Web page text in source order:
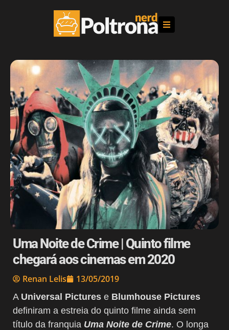
Uma Noite de Crime | Quinto filme
chegará aos cinemas em 2020
Renan Lelis 13/05/2019
A Universal Pictures e Blumhouse Pictures
definiram a estreia do quinto filme ainda sem
título da franquia Uma Noite de Crime. O longa